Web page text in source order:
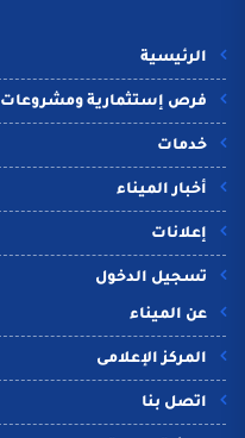
الرئيسية
فرص إستثمارية ومشروعات
خدمات
أخبار الميناء
إعلانات
تسجيل الدخول
عن الميناء
المركز الإعلامى
اتصل بنا